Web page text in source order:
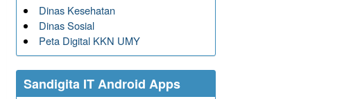
Dinas Kesehatan
Dinas Sosial
Peta Digital KKN UMY
Sandigita IT Android Apps